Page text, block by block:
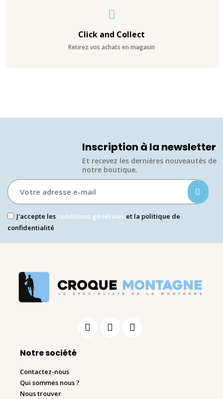
Click and Collect
Retirez vos achats en magasin
Inscription à la newsletter
Et recevez les dernières nouveautés de
notre boutique.​
J'accepte les conditions générales et la politique de
confidentialité
Notre société
Contactez-nous
Qui sommes nous ?
Nous trouver